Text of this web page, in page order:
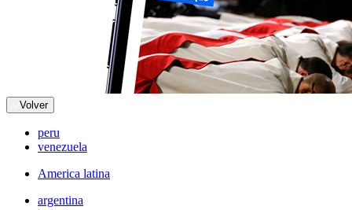
Volver
peru
venezuela
America latina
argentina